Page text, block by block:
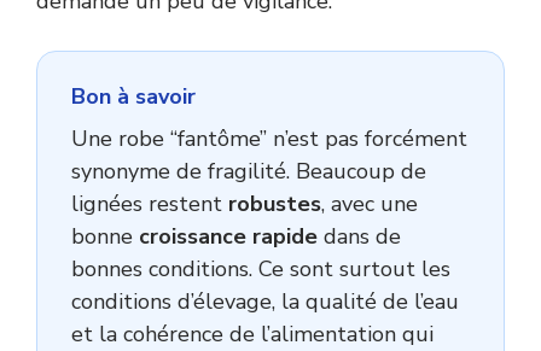
Bon à savoir
Une robe “fantôme” n’est pas forcément
synonyme de fragilité. Beaucoup de
lignées restent robustes, avec une
bonne croissance rapide dans de
bonnes conditions. Ce sont surtout les
conditions d’élevage, la qualité de l’eau
et la cohérence de l’alimentation qui